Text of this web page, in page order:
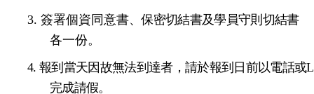
3. 簽署個資同意書、保密切結書及學員守則切結書
各一份。
4. 報到當天因故無法到達者，請於報到日前以電話或
完成請假。